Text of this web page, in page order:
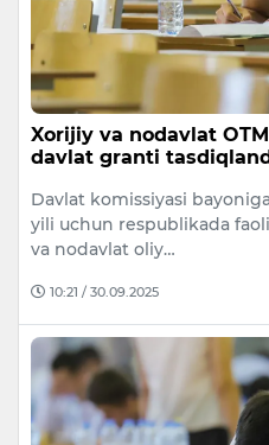
Xorijiy va nodavlat
davlat granti
Davlat komissiyasi
yili uchun respublikada
va nodavlat oliy…
10:21 / 30.09.2025